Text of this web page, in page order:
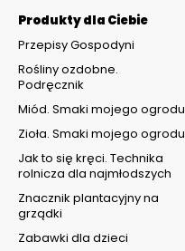
Produkty dla Ciebie
Przepisy Gospodyni
Rośliny ozdobne.
Podręcznik
Miód. Smaki mojego ogrodu
Zioła. Smaki mojego ogrodu
Jak to się kręci. Technika
rolnicza dla najmłodszych
Znacznik plantacyjny na
grządki
Zabawki dla dzieci